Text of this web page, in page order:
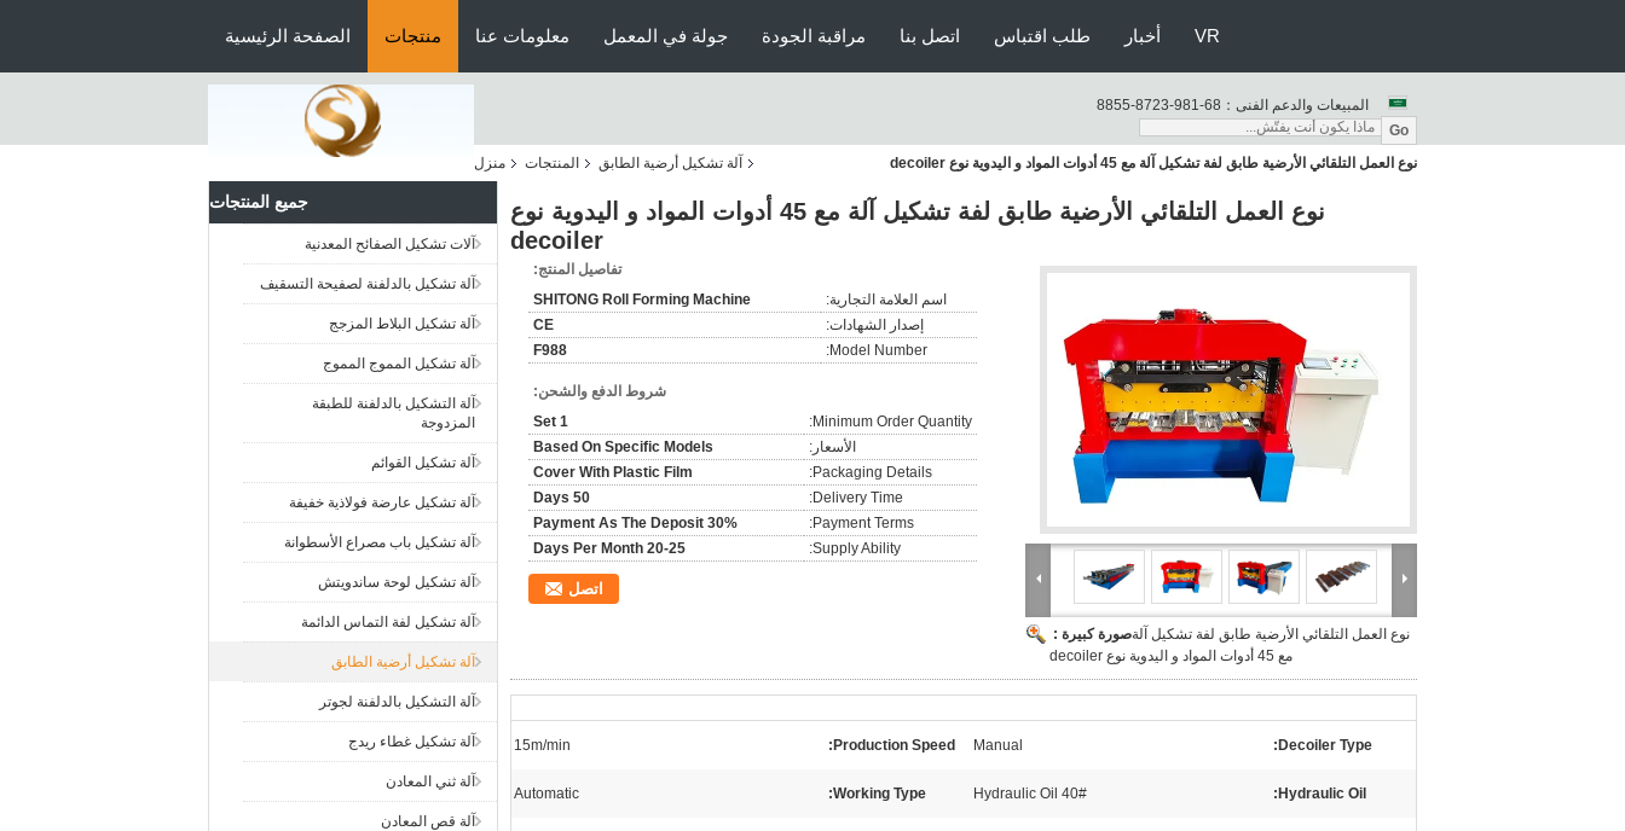
الصفحة الرئيسية منتجات معلومات عنا جولة في المعمل مراقبة الجودة اتصل بنا طلب اقتباس أخبار VR
المبيعات والدعم الفنى： 86-189-3278-5588
Go
منزل
المنتجات آلة تشكيل أرضية الطابق نوع العمل التلقائي الأرضية طابق لفة تشكيل آلة مع 45 أدوات المواد و اليدوية نوع decoiler
جميع المنتجات
آلات تشكيل الصفائح المعدنية
آلة تشكيل بالدلفنة لصفيحة التسقيف
آلة تشكيل البلاط المزجج
آلة تشكيل المموج المموج
آلة التشكيل بالدلفنة للطبقة
المزدوجة
آلة تشكيل القوائم
آلة تشكيل عارضة فولاذية خفيفة
آلة تشكيل باب مصراع الأسطوانة
آلة تشكيل لوحة ساندويتش
آلة تشكيل لفة التماس الدائمة
آلة تشكيل أرضية الطابق
آلة التشكيل بالدلفنة لجوتر
آلة تشكيل غطاء ريدج
آلة ثني المعادن
آلة قص المعادن
نوع العمل التلقائي الأرضية طابق لفة تشكيل آلة مع 45 أدوات المواد و اليدوية نوع
decoiler
صورة كبيرة :نوع العمل التلقائي الأرضية طابق لفة تشكيل آلة
مع 45 أدوات المواد و اليدوية نوع decoiler
تفاصيل المنتج:
اسم العلامة التجارية:
SHITONG Roll Forming Machine
إصدار الشهادات:
CE
Model Number:
F988
شروط الدفع والشحن:
Minimum Order Quantity:
1 Set
الأسعار:
Based On Specific Models
Packaging Details:
Cover With Plastic Film
Delivery Time:
50 Days
Payment Terms:
30% Payment As The Deposit
Supply Ability:
20-25 Days Per Month
اتصل
Decoiler Type:
Manual
Production Speed:
15m/min
Hydraulic Oil:
40# Hydraulic Oil
Working Type:
Automatic